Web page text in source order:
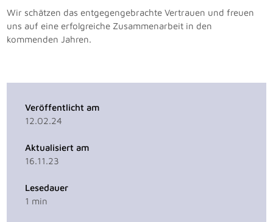
Wir schätzen das entgegengebrachte Vertrauen und freuen
uns auf eine erfolgreiche Zusammenarbeit in den
kommenden Jahren.
Veröffentlicht am
12.02.24
Aktualisiert am
16.11.23
Lesedauer
1 min